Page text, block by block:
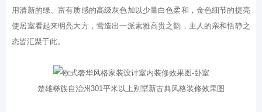
用清新的绿、富有质感的高级灰色加以少量白色柔和，金色细节的提亮
使居室看起来明亮大方，营造出一派素雅高贵之韵，主人的亲和恬静之
态皆汇聚于此。
楚雄彝族自治州301平米以上别墅新古典风格装修效果图